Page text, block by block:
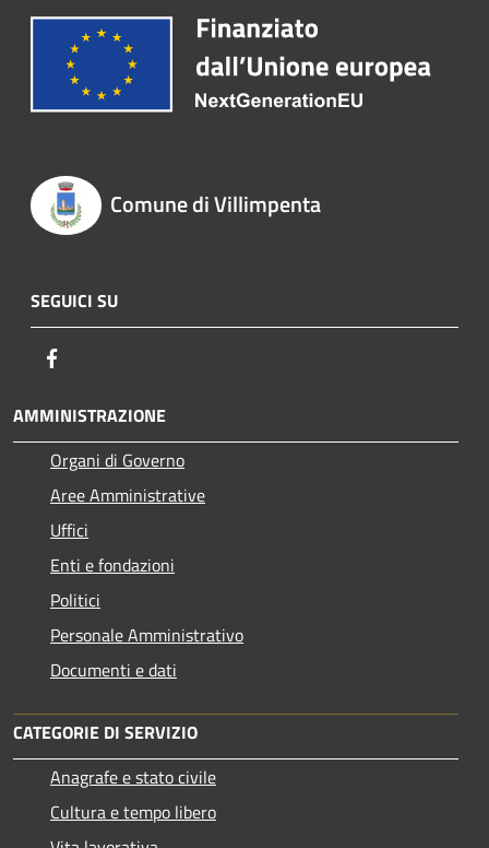
Comune di Villimpenta
SEGUICI SU
AMMINISTRAZIONE
Organi di Governo
Aree Amministrative
Uffici
Enti e fondazioni
Politici
Personale Amministrativo
Documenti e dati
CATEGORIE DI SERVIZIO
Anagrafe e stato civile
Cultura e tempo libero